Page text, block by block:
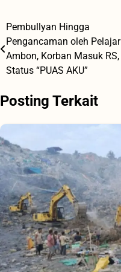
Navigasi
pos
Pembullyan Hingga
Pengancaman oleh Pelajar
Ambon, Korban Masuk RS,
Status “PUAS AKU”
Posting Terkait